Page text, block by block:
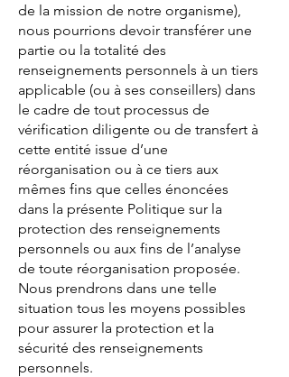
de la mission de notre organisme),
nous pourrions devoir transférer une
partie ou la totalité des
renseignements personnels à un tiers
applicable (ou à ses conseillers) dans
le cadre de tout processus de
vérification diligente ou de transfert à
cette entité issue d’une
réorganisation ou à ce tiers aux
mêmes fins que celles énoncées
dans la présente Politique sur la
protection des renseignements
personnels ou aux fins de l’analyse
de toute réorganisation proposée.
Nous prendrons dans une telle
situation tous les moyens possibles
pour assurer la protection et la
sécurité des renseignements
personnels.